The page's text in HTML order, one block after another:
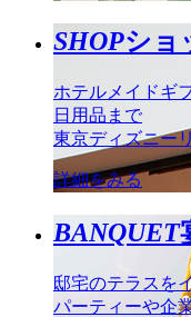
SHOPショ
ホテルメイドギ
日用品まで
東京ディズニー
詳細をみる
BANQUET
邸宅のテラスを
パーティーや企